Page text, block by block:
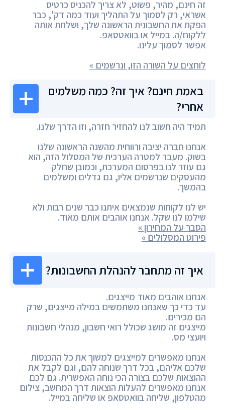
זה חינם, מהיר, פשוט, לא צריך להכניס כרטיס
אשראי, רק לסמוך על התהליך ועוד כמה דק', כבר
הפקת את החשבונית הראשונה שלך, ושלחת אותה
ללקוח/ה. במייל או בוואטסאפ.
אפשר לסמוך עלינו.
לוחצים על השורה הזו, ונרשמים »
באמת חינם? איך זה? כמה משלמים
אחרי?
תמיד היה חשוב לנו להחזיר חזרה, וזו הדרך שלנו.
אנחנו חברה יציבה ורווחית מהשנה הראשונה שלנו
בשוק. מעבר למטרה הערכית של המסלול הזה, הוא
גם עוזר לנו בפרסום המערכת, וכמובן שחלק
מהעסקים שנרשמים אליו, גם גדלים ומשלמים
בהמשך.
יש לנו לקוחות שנמצאים איתנו כבר שנים רבות ולא
שילמו לנו שקל. אנחנו אוהבים אותם מאוד.
הסבר על המחירון »
פירוט המסלולים »
איך זה מתחבר להנהלת החשבונות?
אנחנו אוהבים מאוד מייצגים.
עד כדי כך שאנחנו משתמשים במילה מייצגים, שרק
הם מכירים.
מייצגים זה מושג שכולל רואי חשבון, מנהלי חשבונות
ויועצי מס.
אנחנו מאפשרים למייצגים למשוך את כל ההכנסות
שלכם אליהם, בכל דרך שנוחה להם, וגם לקבל את
ההוצאות שלכם בצורה הכי נוחה האפשרית. גם לכם
אנחנו מאפשרים להעלות הוצאות דרך המחשב, צילום
מהטלפון, שליחה בוואטסאפ או שליחה במייל.